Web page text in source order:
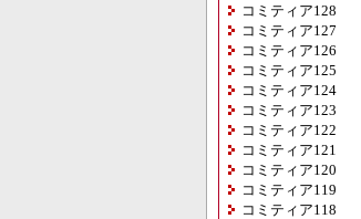
コミティア128
コミティア127
コミティア126
コミティア125
コミティア124
コミティア123
コミティア122
コミティア121
コミティア120
コミティア119
コミティア118